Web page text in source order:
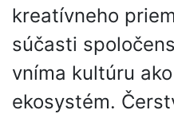
kreatívneho
súčasti
vníma kultúru
ekosystém.